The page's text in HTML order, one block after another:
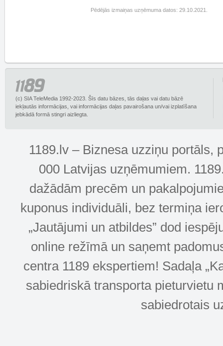
Pēdējās izmaiņas uzņēmuma datos: 29.10.2021.
(c) SIA TeleMedia 1992-2023. Šīs datu bāzes, tās daļas vai datu bāzē
iekļautās informācijas, vai informācijas daļas pavairošana un/vai izplatīšana
jebkādā formā stingri aizliegta.
1189.lv – Biznesa uzziņu portāls,
000 Latvijas uzņēmumiem.
dažādām precēm un
kuponus individuāli, bez termiņa
„Jautājumi un atbildes” dod
online režīmā un saņemt
centra 1189 ekspertiem! Sadaļa
sabiedriskā transporta pieturvietu
sabiedrotais